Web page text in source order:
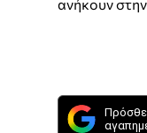
ανήκουν στην